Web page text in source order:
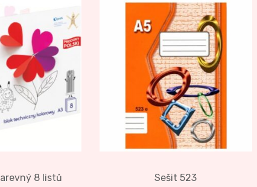
8 listů
Sešit 523